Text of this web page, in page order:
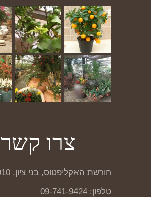
צרו קשר
חורשת האקליפטוס, בני ציון, 60910
טלפון: 09-741-9424